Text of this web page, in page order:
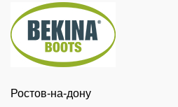
Ростов-на-дону